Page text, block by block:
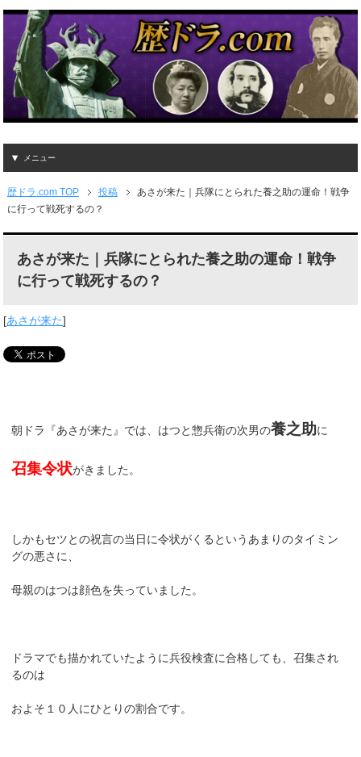
メニュー
歴ドラ.com TOP 投稿
あさが来た｜兵隊にとられた養之助の運命！戦争
に行って戦死するの？
あさが来た｜兵隊にとられた養之助の運命！戦争
に行って戦死するの？
[あさが来た]
朝ドラ『あさが来た』では、はつと惣兵衛の次男の養之助に
召集令状がきました。
しかもセツとの祝言の当日に令状がくるというあまりのタイミン
グの悪さに、
母親のはつは顔色を失っていました。
ドラマでも描かれていたように兵役検査に合格しても、召集され
るのは
およそ１０人にひとりの割合です。